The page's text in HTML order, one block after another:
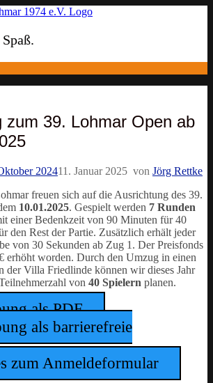
zum 39. Lohmar Open ab
202411. Januar 2025 von Jörg Rettke
freuen sich auf die Ausrichtung des 39.
10.01.2025. Gespielt werden 7 Runden
einer Bedenkzeit von 90 Minuten für 40
den Rest der Partie. Zusätzlich erhält jeder
von 30 Sekunden ab Zug 1. Der Preisfonds
erhöht worden. Durch den Umzug in einen
der Villa Friedlinde können wir dieses Jahr
von 40 Spielern planen.
als PDF
als barrierefreie
zum Anmeldeformular